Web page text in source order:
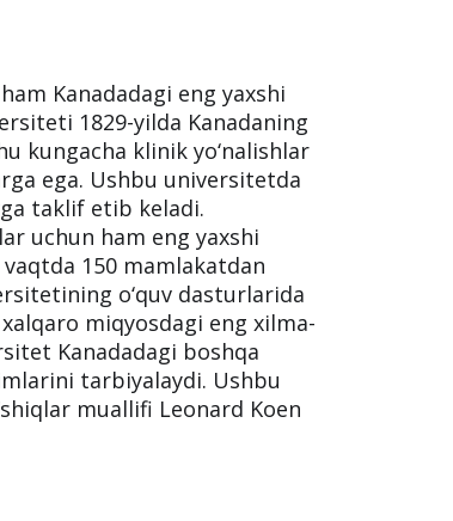
Kanadadagi eng yaxshi
1829-yilda Kanadaning
kungacha klinik yo‘nalishlar
ega. Ushbu universitetda
taklif etib keladi.
uchun ham eng yaxshi
150 mamlakatdan
o‘quv dasturlarida
miqyosdagi eng xilma-
Kanadadagi boshqa
tarbiyalaydi. Ushbu
muallifi Leonard Koen